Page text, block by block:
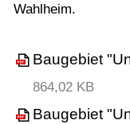
Wahlheim.
Baugebiet
864,02 KB
Baugebiet